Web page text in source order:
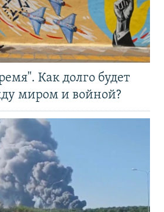
Как долго будет
миром и войной?